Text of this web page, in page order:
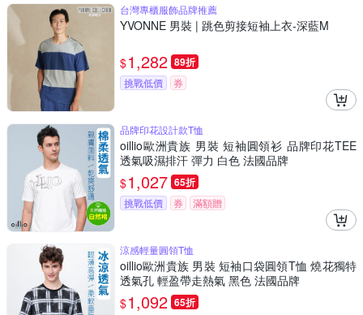
台灣專櫃服飾品牌推薦
YVONNE 男裝 | 跳色剪接短袖上衣-深藍M
$1,282 89折
挑戰低價 券
品牌印花設計款T恤
oillio歐洲貴族 男裝 短袖圓領衫 品牌印花TEE
透氣吸濕排汗 彈力 白色 法國品牌
$1,027 65折
挑戰低價 券 滿額贈
涼感輕量圓領T恤
oillio歐洲貴族 男裝 短袖口袋圓領T恤 燒花獨特
透氣孔 輕盈帶走熱氣 黑色 法國品牌
$1,092 65折